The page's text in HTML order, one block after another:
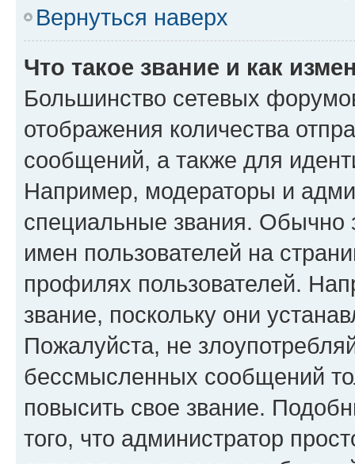
Вернуться наверх
Что такое звание и как
Большинство сетевых
отображения количества
сообщений, а также для
Например, модераторы и
специальные звания. Обычно
имен пользователей на
профилях пользователей.
звание, поскольку они
Пожалуйста, не
бессмысленных сообщений
повысить свое звание.
того, что администратор